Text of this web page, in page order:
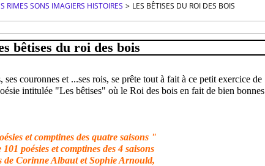
RIMES SONS IMAGIERS HISTOIRES > LES BÊTISES DU ROI DES BOIS
bêtises du roi des bois
couronnes et ...ses rois, se prête tout à fait à ce petit exercice de
intitulée "Les bêtises" où le Roi des bois en fait de bien bonnes
et comptines des quatre saisons "
de Corinne Albaut et Sophie Arnould,